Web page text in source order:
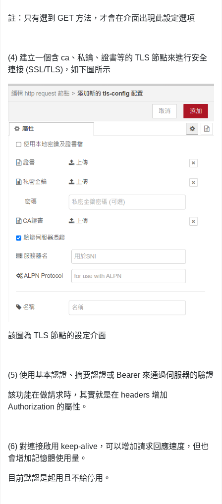
註：只有選到 GET 方法，才會在介面出現此設定選項
(4) 建立一個含 ca、私鑰、證書等的 TLS 節點來進行安全
連接 (SSL/TLS)，如下圖所示
該圖為 TLS 節點的設定介面
(5) 使用基本認證、摘要認證或 Bearer 來通過伺服器的驗證
該功能在做請求時，其實就是在 headers 增加
Authorization 的屬性。
(6) 對連接啟用 keep-alive，可以增加請求回應速度，但也
會增加記憶體使用量。
目前默認是起用且不給停用。